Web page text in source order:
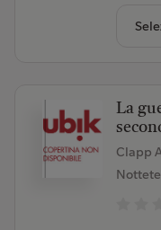
La
Clapp